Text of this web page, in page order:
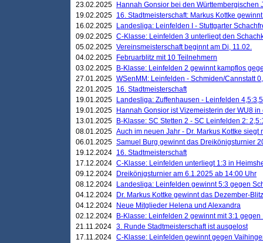
23.02.2025
Hannah Gonsior bei den Württembergischen
19.02.2025 16. Stadtmeisterschaft: Markus Kottke
16.02.2025
Landesliga: Leinfelden I - Stuttgarter
09.02.2025 C-Klasse: Leinfelden 3 unterliegt den
05.02.2025 Vereinsmeisterschaft beginnt am Di, 11.02.
04.02.2025
Februarblitz mit 10 Teilnehmern
03.02.2025
B-Klasse: Leinfelden 2 gewinnt kampflos
27.01.2025 WSenMM: Leinfelden - Schmiden/Cannstatt
22.01.2025 16. Stadtmeisterschaft
19.01.2025
Landesliga: Zuffenhausen - Leinfelden 4,5:3,5
19.01.2025
Hannah Gonsior ist Vizemeisterin der WU8 in
13.01.2025
B-Klasse: SC Stetten 2 - SC Leinfelden 2:
08.01.2025 Auch im neuen Jahr - Dr. Markus Kottke
06.01.2025 Samuel Burg gewinnt das Dreikönigsturnier
19.12.2024 16. Stadtmeisterschaft
17.12.2024 C-Klasse: Leinfelden unterliegt 1:3 in
09.12.2024
Dreikönigsturnier am 6.1.2025 ab 14:00 Uhr
08.12.2024
Landesliga: Leinfelden gewinnt 5:3 gegen
04.12.2024
Dr. Markus Kottke gewinnt das Dezember-
04.12.2024
Neue Mitglieder Helena und Alexandra
02.12.2024
B-Klasse: Leinfelden 2 gewinnt mit 3:1
21.11.2024 3. Runde Stadtmeisterschaft ist ausgelost
17.11.2024 C-Klasse: Leinfelden gewinnt gegen